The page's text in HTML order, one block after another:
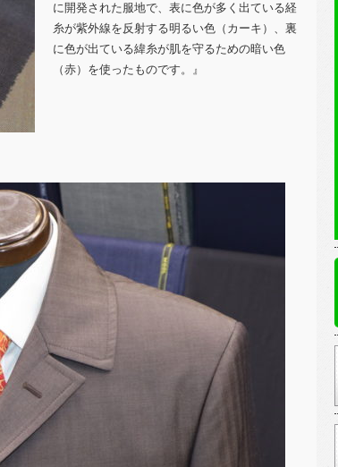
に開発された服地で、表に色が多く出ている経
糸が紫外線を反射する明るい色（カーキ）、裏
に色が出ている緯糸が肌を守るための暗い色
（赤）を使ったものです。』